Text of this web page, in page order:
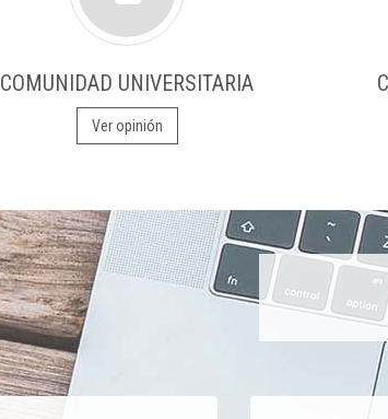
COMUNIDAD UNIVERSITARIA
Ver opinión